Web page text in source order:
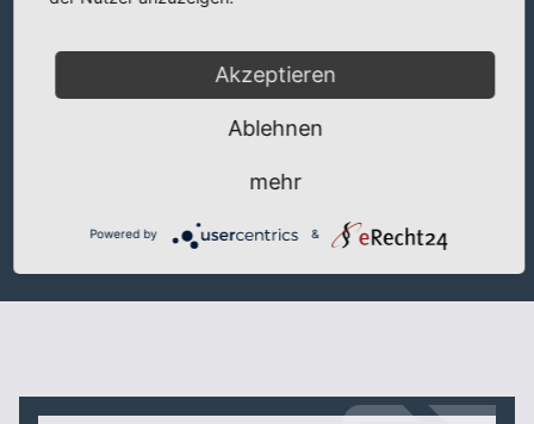
Werden Sie CDU-Mitglied und machen Sie
Ob vor Ort in Ihrer Region oder in der
Bundespolitik – bei uns sind Sie richtig!
Akzeptieren
Ablehnen
mehr
Powered by &